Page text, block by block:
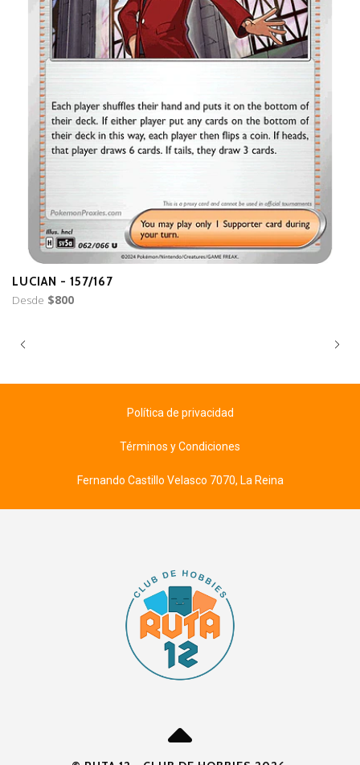
LUCIAN - 157/167
Desde $800
Política de privacidad
Términos y Condiciones
Fernando Castillo Velasco 7070, La Reina